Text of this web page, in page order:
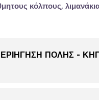
κόλπους,
ΠΟΛΗΣ -